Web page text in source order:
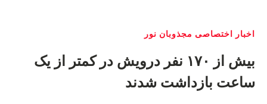
اخبار اختصاصی مجذوبان نور
بیش از ۱۷۰ نفر درویش در کمتر از یک
ساعت بازداشت شدند